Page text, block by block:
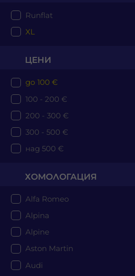
Runflat
XL
ЦЕНИ
до 100 €
100 - 200 €
200 - 300 €
300 - 500 €
над 500 €
ХОМОЛОГАЦИЯ
Alfa Romeo
Alpina
Alpine
Aston Martin
Audi